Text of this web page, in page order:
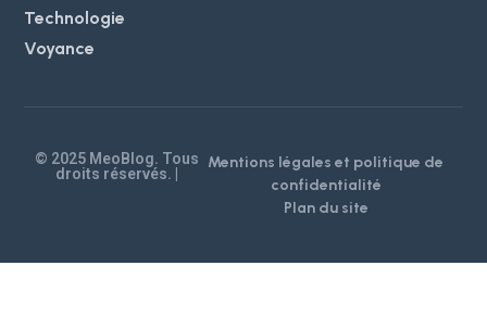
Technologie
Voyance
© 2025 MeoBlog. Tous
droits réservés. |
Mentions légales et politique de
confidentialité
Plan du site